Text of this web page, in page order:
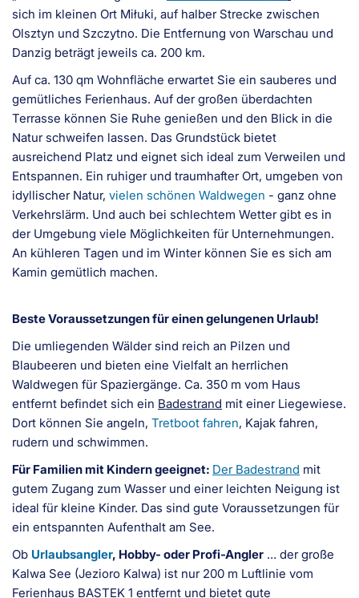
sich im kleinen Ort Miłuki, auf halber Strecke zwischen
Olsztyn und Szczytno. Die Entfernung von Warschau und
Danzig beträgt jeweils ca. 200 km.
Auf ca. 130 qm Wohnfläche erwartet Sie ein sauberes und
gemütliches Ferienhaus. Auf der großen überdachten
Terrasse können Sie Ruhe genießen und den Blick in die
Natur schweifen lassen. Das Grundstück bietet
ausreichend Platz und eignet sich ideal zum Verweilen und
Entspannen. Ein ruhiger und traumhafter Ort, umgeben von
idyllischer Natur, vielen schönen Waldwegen - ganz ohne
Verkehrslärm. Und auch bei schlechtem Wetter gibt es in
der Umgebung viele Möglichkeiten für Unternehmungen.
An kühleren Tagen und im Winter können Sie es sich am
Kamin gemütlich machen.
Beste Voraussetzungen für einen gelungenen Urlaub!
Die umliegenden Wälder sind reich an Pilzen und
Blaubeeren und bieten eine Vielfalt an herrlichen
Waldwegen für Spaziergänge. Ca. 350 m vom Haus
entfernt befindet sich ein Badestrand mit einer Liegewiese.
Dort können Sie angeln, Tretboot fahren, Kajak fahren,
rudern und schwimmen.
Für Familien mit Kindern geeignet: Der Badestrand mit
gutem Zugang zum Wasser und einer leichten Neigung ist
ideal für kleine Kinder. Das sind gute Voraussetzungen für
ein entspannten Aufenthalt am See.
Ob Urlaubsangler, Hobby- oder Profi-Angler … der große
Kalwa See (Jezioro Kalwa) ist nur 200 m Luftlinie vom
Ferienhaus BASTEK 1 entfernt und bietet gute